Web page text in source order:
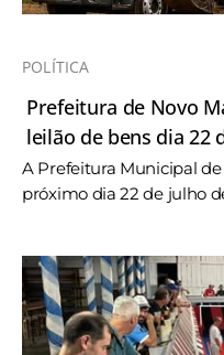
POLÍTICA
Prefeitura de Novo
leilão de bens dia 22
A Prefeitura Municipal
próximo dia 22 de julho